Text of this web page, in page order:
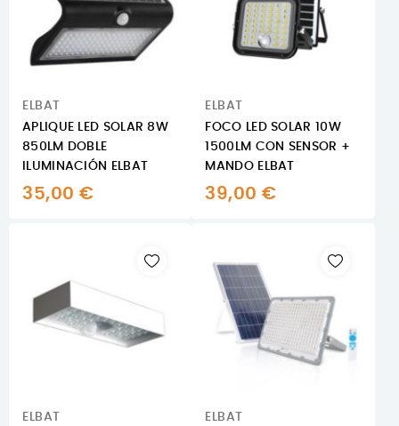
ELBAT
APLIQUE LED SOLAR 8W
850LM DOBLE
ILUMINACIÓN ELBAT
35,00 €
ELBAT
FOCO LED SOLAR 10W
1500LM CON SENSOR +
MANDO ELBAT
39,00 €
ELBAT
ELBAT